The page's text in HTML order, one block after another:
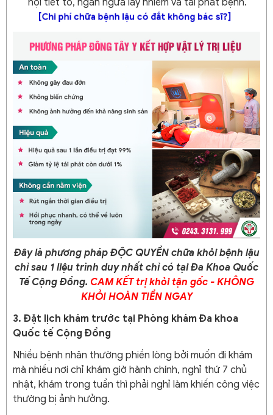
nội tiết tố, ngăn ngừa lây nhiễm và tái phát bệnh.
[Chi phí chữa bệnh lậu có đắt không bác sĩ?]
Đây là phương pháp ĐỘC QUYỀN chữa khỏi bệnh lậu
chỉ sau 1 liệu trình duy nhất chỉ có tại Đa Khoa Quốc
Tế Cộng Đồng. CAM KẾT trị khỏi tận gốc - KHÔNG
KHỎI HOÀN TIỀN NGAY
3. Đặt lịch khám trước tại Phòng khám Đa khoa
Quốc tế Cộng Đồng
Nhiều bệnh nhân thường phiền lòng bởi muốn đi khám
mà nhiều nơi chỉ khám giờ hành chính, nghỉ thứ 7 chủ
nhật, khám trong tuần thì phải nghỉ làm khiến công việc
thường bị ảnh hưởng.